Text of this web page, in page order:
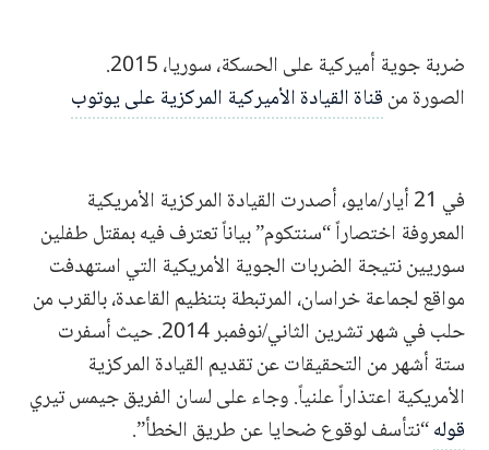
ضربة جوية أميركية على الحسكة، سوريا، 2015.
الصورة منقناة القيادة الأميركية المركزية على يوتوب
في 21 أيار/مايو، أصدرت القيادة المركزية الأمريكية
المعروفة اختصاراً “سنتكوم” بياناً تعترف فيه بمقتل طفلين
سوريين نتيجة الضربات الجوية الأمريكية التي استهدفت
مواقع لجماعة خراسان، المرتبطة بتنظيم القاعدة، بالقرب من
حلب في شهر تشرين الثاني/نوفمبر 2014. حيث أسفرت
ستة أشهر من التحقيقات عن تقديم القيادة المركزية
الأمريكية اعتذاراً علنياً. وجاء على لسان الفريق جيمس تيري
قوله“نتأسف لوقوع ضحايا عن طريق الخطأ”.